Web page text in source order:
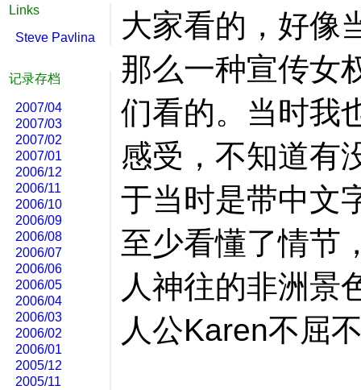
大家看的，好像
那么一种宣传女
们看的。当时我
感受，不知道有
于当时是带中文
至少看懂了情节
人神往的非洲景
人公Karen不屈
Links
Steve Pavlina
记录存档
2007/04
2007/03
2007/02
2007/01
2006/12
2006/11
2006/10
2006/09
2006/08
2006/07
2006/06
2006/05
2006/04
2006/03
2006/02
2006/01
2005/12
2005/11